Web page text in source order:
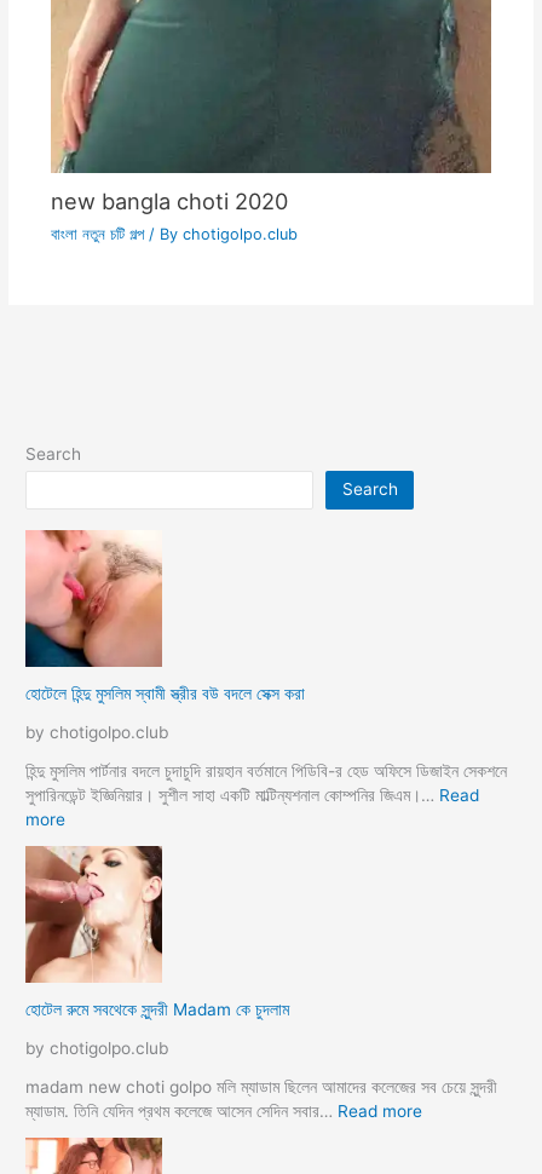
new bangla choti 2020
বাংলা নতুন চটি গল্প/ By chotigolpo.club
Search
Search
হোটেলে হিন্দু মুসলিম স্বামী স্ত্রীর বউ বদলে সেক্স করা
by chotigolpo.club
হিন্দু মুসলিম পার্টনার বদলে চুদাচুদি রায়হান বর্তমানে পিডিবি-র হেড অফিসে ডিজাইন সেকশনে
সুপারিনডেন্ট ইজ্ঞিনিয়ার। সুশীল সাহা একটি মাল্টিন্যশনাল কোম্পনির জিএম।… Read
more:
হো
টে
লে
ন্দু
মু
স
লি
স্বা
মী
স্ত্রী
ব
হোটেল রুমে সবথেকে সুন্দরী Madam কে চুদলাম
by chotigolpo.club
madam new choti golpo মলি ম্যাডাম ছিলেন আমাদের কলেজের সব চেয়ে সুন্দরী
ম্যাডাম. তিনি যেদিন প্রথম কলেজে আসেন সেদিন সবার… Read more: